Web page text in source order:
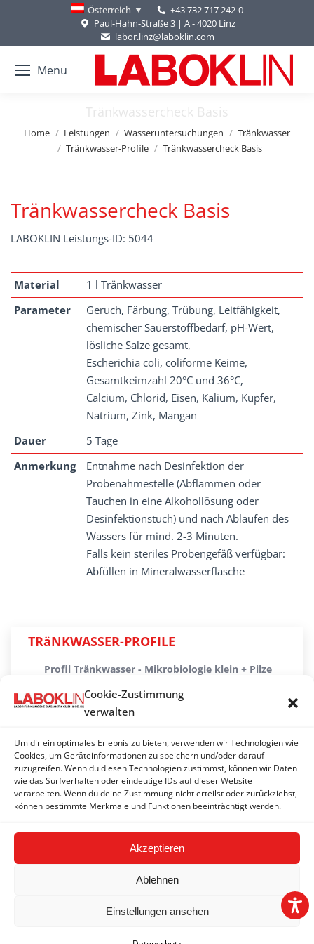
Cookie-Zustimmung
verwalten
Um dir ein optimales Erlebnis zu bieten, verwenden wir Technologien wie
Cookies, um Geräteinformationen zu speichern und/oder darauf
zuzugreifen. Wenn du diesen Technologien zustimmst, können wir Daten
wie das Surfverhalten oder eindeutige IDs auf dieser Website
verarbeiten. Wenn du deine Zustimmung nicht erteilst oder zurückziehst,
können bestimmte Merkmale und Funktionen beeinträchtigt werden.
Akzeptieren
Ablehnen
Einstellungen ansehen
Österreich
+43 732 717 242-0
Paul-Hahn-Straße 3 | A - 4020 Linz
labor.linz@laboklin.com
Menu
Tränkwassercheck Basis
You are here:
Home Leistungen Wasseruntersuchungen
Tränkwasser
Tränkwasser-Profile
Tränkwassercheck Basis
Tränkwassercheck Basis
LABOKLIN Leistungs-ID: 5044
Material
1 l Tränkwasser
Parameter
Geruch, Färbung, Trübung, Leitfähigkeit,
chemischer Sauerstoffbedarf, pH-Wert,
lösliche Salze gesamt,
Escherichia coli, coliforme Keime,
Gesamtkeimzahl 20°C und 36°C,
Calcium, Chlorid, Eisen, Kalium, Kupfer,
Natrium, Zink, Mangan
Dauer
5 Tage
Anmerkung
Entnahme nach Desinfektion der
Probenahmestelle (Abflammen oder
Tauchen in eine Alkohollösung oder
Desinfektionstuch) und nach Ablaufen des
Wassers für mind. 2-3 Minuten.
Falls kein steriles Probengefäß verfügbar:
Abfüllen in Mineralwasserflasche
TRäNKWASSER-PROFILE
Profil Tränkwasser - Mikrobiologie klein + Pilze
Profil Tränkwasser - Mikrobiologie komplett
Tränkwasser-Profil Weide klein
Tränkwassercheck Basis
Tränkwassercheck komplett